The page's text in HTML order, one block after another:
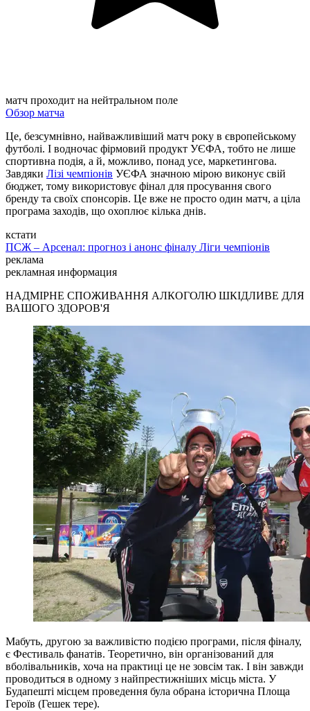
матч проходит на нейтральном поле
Обзор матча
Це, безсумнівно, найважливіший матч року в європейському
футболі. І водночас фірмовий продукт УЄФА, тобто не лише
спортивна подія, а й, можливо, понад усе, маркетингова.
Завдяки Лізі чемпіонів УЄФА значною мірою виконує свій
бюджет, тому використовує фінал для просування свого
бренду та своїх спонсорів. Це вже не просто один матч, а ціла
програма заходів, що охоплює кілька днів.
кстати
ПСЖ – Арсенал: прогноз і анонс фіналу Ліги чемпіонів
реклама
рекламная информация
НАДМІРНЕ СПОЖИВАННЯ АЛКОГОЛЮ ШКІДЛИВЕ ДЛЯ
ВАШОГО ЗДОРОВ'Я
Мабуть, другою за важливістю подією програми, після фіналу,
є Фестиваль фанатів. Теоретично, він організований для
вболівальників, хоча на практиці це не зовсім так. І він завжди
проводиться в одному з найпрестижніших місць міста. У
Будапешті місцем проведення була обрана історична Площа
Героїв (Гешек тере).